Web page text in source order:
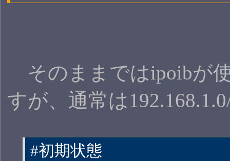
そのままではipoibが
すが、通常は
#初期状態